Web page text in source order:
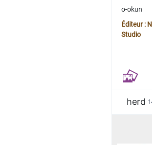
o-okun
Éditeur :
Studio
herd